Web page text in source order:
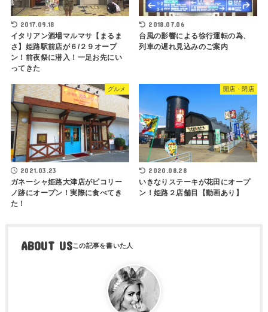
2017.09.18
イタリアン酒場マルマサ【まるま
さ】姫路駅前店が６/２９オープ
ン！前夜祭に潜入！一足お先にい
ってきた
2018.07.06
台風の影響による徐行運転の為、
列車の遅れ見込みのご案内
グルメ
2021.03.23
ガネーシャ姫路大津店がピコリー
ノ跡にオープン！実際に食べてき
た！
開店・閉店
2020.08.28
いきなりステーキが花田にオープ
ン！姫路２店舗目【動画あり】
ABOUT US